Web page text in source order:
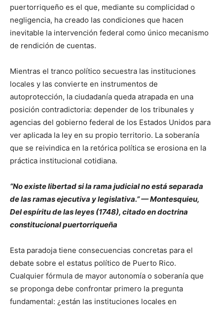
puertorriqueño es el que, mediante su complicidad o
negligencia, ha creado las condiciones que hacen
inevitable la intervención federal como único mecanismo
de rendición de cuentas.
Mientras el tranco político secuestra las instituciones
locales y las convierte en instrumentos de
autoprotección, la ciudadanía queda atrapada en una
posición contradictoria: depender de los tribunales y
agencias del gobierno federal de los Estados Unidos para
ver aplicada la ley en su propio territorio. La soberanía
que se reivindica en la retórica política se erosiona en la
práctica institucional cotidiana.
“No existe libertad si la rama judicial no está separada
de las ramas ejecutiva y legislativa.” — Montesquieu,
Del espíritu de las leyes (1748), citado en doctrina
constitucional puertorriqueña
Esta paradoja tiene consecuencias concretas para el
debate sobre el estatus político de Puerto Rico.
Cualquier fórmula de mayor autonomía o soberanía que
se proponga debe confrontar primero la pregunta
fundamental: ¿están las instituciones locales en